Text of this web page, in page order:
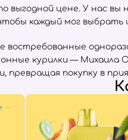
выгодной цене. У нас
каждый мог выбрать
востребованные
курилки — Михаила
превращая покупку в